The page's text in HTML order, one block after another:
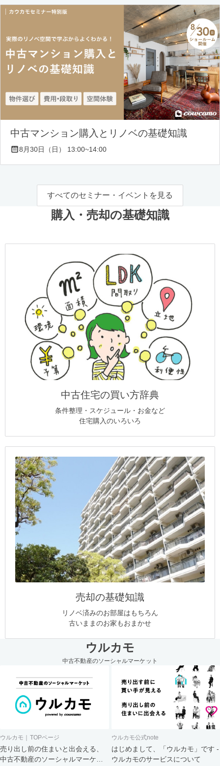
中古マンション購入とリノベの基礎知識
8月30日（日） 13:00~14:00
すべてのセミナー・イベントを見る
購入・売却の基礎知識
中古住宅の買い方辞典
条件整理・スケジュール・お金など
住宅購入のいろいろ
売却の基礎知識
リノベ済みのお部屋はもちろん
古いままのお家もおまかせ
ウルカモ
中古不動産のソーシャルマーケット
ウルカモ｜TOPページ
売り出し前の住まいと出会える、
中古不動産のソーシャルマーケッ
ウルカモ公式note
はじめまして、「ウルカモ」です -
ウルカモのサービスについて